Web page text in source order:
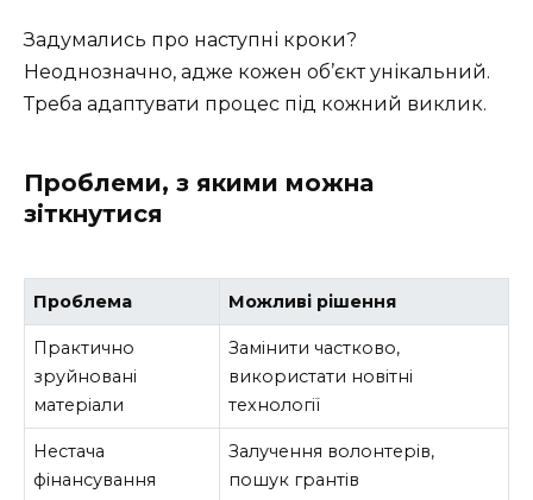
Задумались про наступні кроки?
Неоднозначно, адже кожен об’єкт унікальний.
Треба адаптувати процес під кожний виклик.
Проблеми, з якими можна
зіткнутися
Проблема Можливі рішення
Практично
зруйновані
матеріали
Замінити частково,
використати новітні
технології
Нестача
фінансування
Залучення волонтерів,
пошук грантів